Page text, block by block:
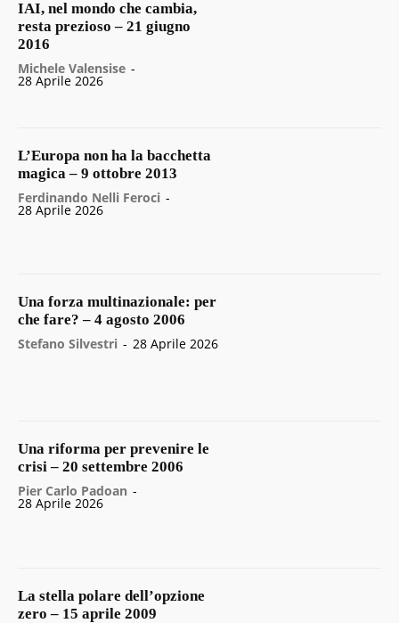
IAI, nel mondo che cambia,
resta prezioso – 21 giugno
2016
Michele Valensise -
28 Aprile 2026
L’Europa non ha la bacchetta
magica – 9 ottobre 2013
Ferdinando Nelli Feroci -
28 Aprile 2026
Una forza multinazionale: per
che fare? – 4 agosto 2006
Stefano Silvestri - 28 Aprile 2026
Una riforma per prevenire le
crisi – 20 settembre 2006
Pier Carlo Padoan -
28 Aprile 2026
La stella polare dell’opzione
zero – 15 aprile 2009